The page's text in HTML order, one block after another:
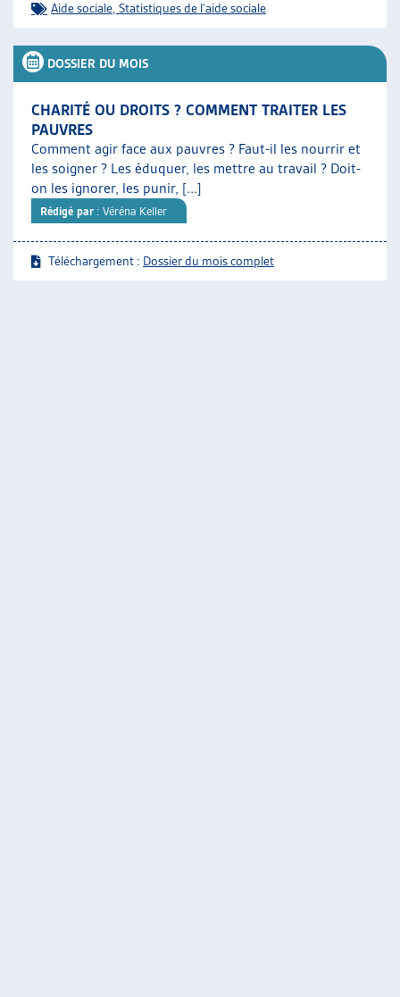
Aide sociale, Statistiques de l'aide sociale
DOSSIER DU MOIS
CHARITÉ OU DROITS ? COMMENT TRAITER LES
PAUVRES
Comment agir face aux pauvres ? Faut-il les nourrir et
les soigner ? Les éduquer, les mettre au travail ? Doit-
on les ignorer, les punir, [...]
Rédigé par : Véréna Keller
Téléchargement : Dossier du mois complet